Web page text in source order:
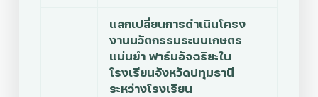
แลกเปลี่ยนการดำเนินโครง
งานนวัตกรรมระบบเกษตร
แม่นยำ ฟาร์มอัจฉริยะใน
โรงเรียนจังหวัดปทุมธานี
ระหว่างโรงเรียน